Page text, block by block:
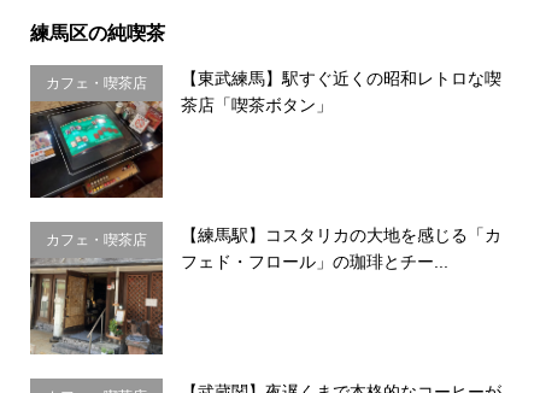
練馬区の純喫茶
カフェ・喫茶店
【東武練馬】駅すぐ近くの昭和レトロな喫
茶店「喫茶ボタン」
カフェ・喫茶店
【練馬駅】コスタリカの大地を感じる「カ
フェド・フロール」の珈琲とチー...